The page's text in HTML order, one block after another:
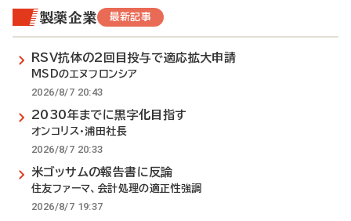
製薬企業 最新記事
RSV抗体の2回目投与で適応拡大申請
MSDのエヌフロンシア
2026/8/7 20:43
2030年までに黒字化目指す
オンコリス・浦田社長
2026/8/7 20:33
米ゴッサムの報告書に反論
住友ファーマ、会計処理の適正性強調
2026/8/7 19:37